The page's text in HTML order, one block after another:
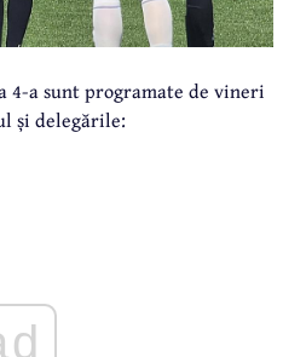
4-a sunt programate de vineri
și delegările: